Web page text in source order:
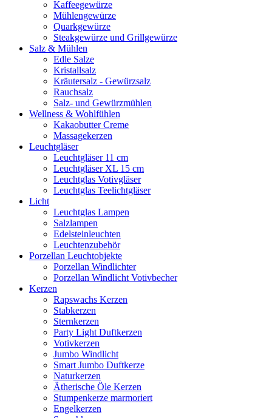
Kaffeegewürze
Mühlengewürze
Quarkgewürze
Steakgewürze und Grillgewürze
Salz & Mühlen
Edle Salze
Kristallsalz
Kräutersalz - Gewürzsalz
Rauchsalz
Salz- und Gewürzmühlen
Wellness & Wohlfühlen
Kakaobutter Creme
Massagekerzen
Leuchtgläser
Leuchtgläser 11 cm
Leuchtgläser XL 15 cm
Leuchtglas Votivgläser
Leuchtglas Teelichtgläser
Licht
Leuchtglas Lampen
Salzlampen
Edelsteinleuchten
Leuchtenzubehör
Porzellan Leuchtobjekte
Porzellan Windlichter
Porzellan Windlicht Votivbecher
Kerzen
Rapswachs Kerzen
Stabkerzen
Sternkerzen
Party Light Duftkerzen
Votivkerzen
Jumbo Windlicht
Smart Jumbo Duftkerze
Naturkerzen
Ätherische Öle Kerzen
Stumpenkerze marmoriert
Engelkerzen